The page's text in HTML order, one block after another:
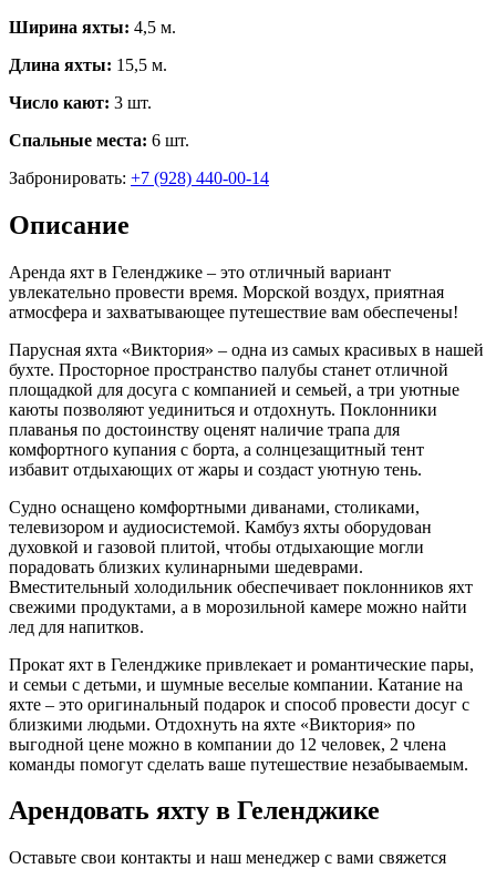
Ширина яхты: 4,5 м.
Длина яхты: 15,5 м.
Число кают: 3 шт.
Спальные места: 6 шт.
Забронировать: +7 (928) 440-00-14
Описание
Аренда яхт в Геленджике – это отличный вариант
увлекательно провести время. Морской воздух, приятная
атмосфера и захватывающее путешествие вам обеспечены!
Парусная яхта «Виктория» – одна из самых красивых в нашей
бухте. Просторное пространство палубы станет отличной
площадкой для досуга с компанией и семьей, а три уютные
каюты позволяют уединиться и отдохнуть. Поклонники
плаванья по достоинству оценят наличие трапа для
комфортного купания с борта, а солнцезащитный тент
избавит отдыхающих от жары и создаст уютную тень.
Судно оснащено комфортными диванами, столиками,
телевизором и аудиосистемой. Камбуз яхты оборудован
духовкой и газовой плитой, чтобы отдыхающие могли
порадовать близких кулинарными шедеврами.
Вместительный холодильник обеспечивает поклонников яхт
свежими продуктами, а в морозильной камере можно найти
лед для напитков.
Прокат яхт в Геленджике привлекает и романтические пары,
и семьи с детьми, и шумные веселые компании. Катание на
яхте – это оригинальный подарок и способ провести досуг с
близкими людьми. Отдохнуть на яхте «Виктория» по
выгодной цене можно в компании до 12 человек, 2 члена
команды помогут сделать ваше путешествие незабываемым.
Арендовать яхту в Геленджике
Оставьте свои контакты и наш менеджер с вами свяжется